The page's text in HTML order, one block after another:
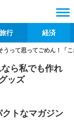
旅行 経済
うって思ってごめん！「
ら私でも作れ
ッズ
トなマガジン